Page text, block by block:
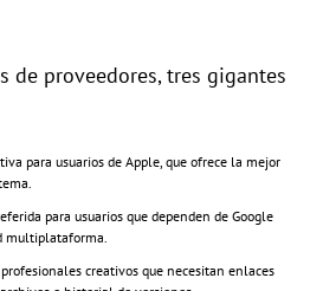
de proveedores, tres gigantes
para usuarios de Apple, que ofrece la mejor
para usuarios que dependen de Google
multiplataforma.
creativos que necesitan enlaces